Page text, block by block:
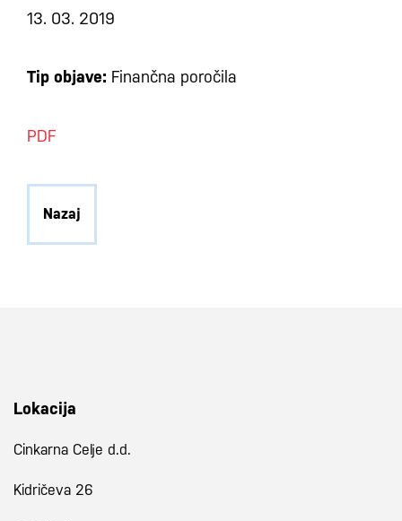
13. 03. 2019
Tip objave: Finančna poročila
PDF
Nazaj
Lokacija
Cinkarna Celje d.d.
Kidričeva 26